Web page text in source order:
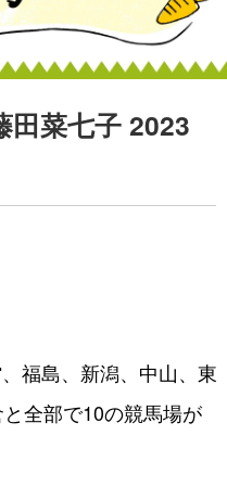
田菜七子 2023
福島、新潟、中山、東
全部で10の競馬場が